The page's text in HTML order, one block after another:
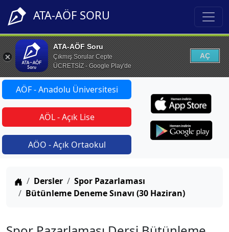
ATA-AÖF SORU
ATA-AÖF Soru
Çıkmış Sorular Cepte
ÜCRETSİZ - Google Play'de
AÇ
AÖF - Anadolu Üniversitesi
AÖL - Açık Lise
AÖO - Açık Ortaokul
Anasayfa
Dersler
Spor Pazarlaması
Bütünleme Deneme Sınavı (30 Haziran)